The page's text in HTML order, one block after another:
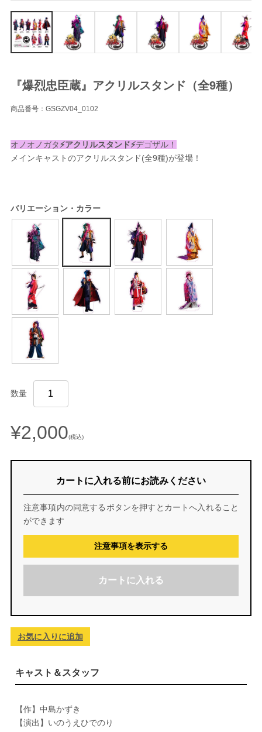
『爆烈忠臣蔵』アクリルスタンド（全9種）
商品番号：GSGZV04_0102
オノオノガタ⚡️アクリルスタンド⚡️デゴザル！
メインキャストのアクリルスタンド(全9種)が登場！
バリエーション・カラー
数量
¥2,000(税込)
カートに入れる前にお読みください
注意事項内の同意するボタンを押すとカートへ入れること
ができます
注意事項を表示する
カートに入れる
お気に入りに追加
キャスト＆スタッフ
【作】中島かずき
【演出】いのうえひでのり